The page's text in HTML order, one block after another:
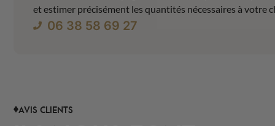
et estimer précisément les quantités nécessaires à votre
06 38 58 69 27
AVIS CLIENTS